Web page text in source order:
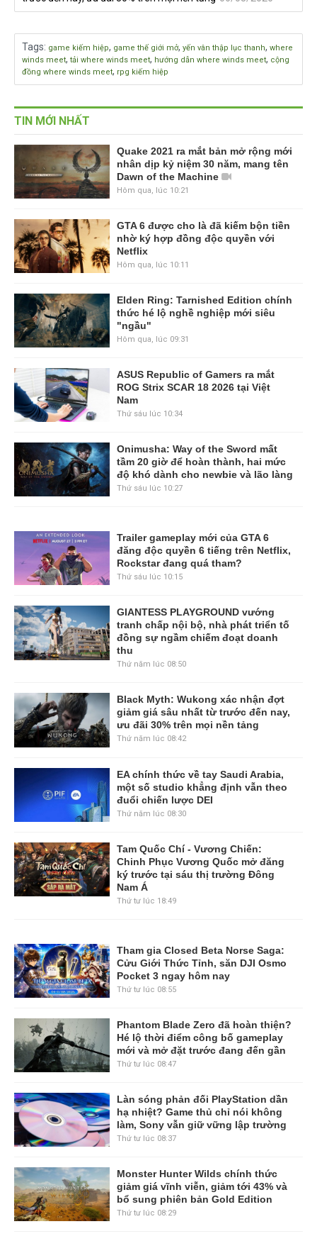
Tags: game kiếm hiệp, game thế giới mở, yến vân thập lục thanh, where
winds meet, tải where winds meet, hướng dẫn where winds meet, cộng
đồng where winds meet, rpg kiếm hiệp
TIN MỚI NHẤT
Quake 2021 ra mắt bản mở rộng mới
nhân dịp kỷ niệm 30 năm, mang tên
Dawn of the Machine
Hôm qua, lúc 10:21
GTA 6 được cho là đã kiếm bộn tiền
nhờ ký hợp đồng độc quyền với
Netflix
Hôm qua, lúc 10:11
Elden Ring: Tarnished Edition chính
thức hé lộ nghề nghiệp mới siêu
"ngầu"
Hôm qua, lúc 09:31
ASUS Republic of Gamers ra mắt
ROG Strix SCAR 18 2026 tại Việt
Nam
Thứ sáu lúc 10:34
Onimusha: Way of the Sword mất
tầm 20 giờ để hoàn thành, hai mức
độ khó dành cho newbie và lão làng
Thứ sáu lúc 10:27
Trailer gameplay mới của GTA 6
đăng độc quyền 6 tiếng trên Netflix,
Rockstar đang quá tham?
Thứ sáu lúc 10:15
GIANTESS PLAYGROUND vướng
tranh chấp nội bộ, nhà phát triển tố
đồng sự ngầm chiếm đoạt doanh
thu
Thứ năm lúc 08:50
Black Myth: Wukong xác nhận đợt
giảm giá sâu nhất từ trước đến nay,
ưu đãi 30% trên mọi nền tảng
Thứ năm lúc 08:42
EA chính thức về tay Saudi Arabia,
một số studio khẳng định vẫn theo
đuổi chiến lược DEI
Thứ năm lúc 08:30
Tam Quốc Chí - Vương Chiến:
Chinh Phục Vương Quốc mở đăng
ký trước tại sáu thị trường Đông
Nam Á
Thứ tư lúc 18:49
Tham gia Closed Beta Norse Saga:
Cửu Giới Thức Tỉnh, săn DJI Osmo
Pocket 3 ngay hôm nay
Thứ tư lúc 08:55
Phantom Blade Zero đã hoàn thiện?
Hé lộ thời điểm công bố gameplay
mới và mở đặt trước đang đến gần
Thứ tư lúc 08:47
Làn sóng phản đối PlayStation dần
hạ nhiệt? Game thủ chỉ nói không
làm, Sony vẫn giữ vững lập trường
Thứ tư lúc 08:37
Monster Hunter Wilds chính thức
giảm giá vĩnh viễn, giảm tới 43% và
bổ sung phiên bản Gold Edition
Thứ tư lúc 08:29